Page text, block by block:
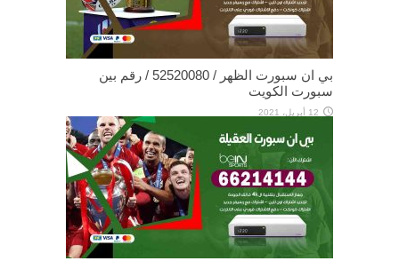
بي ان سبورت الظهر / 52520080 / رقم بين
سبورت الكويت
12 أبريل، 2021